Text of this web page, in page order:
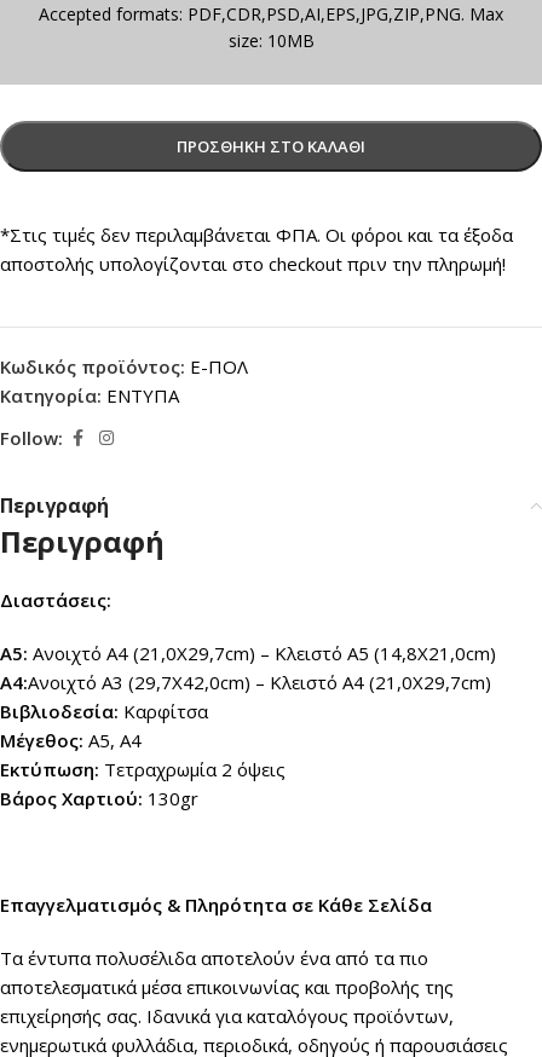
Accepted formats: PDF,CDR,PSD,AI,EPS,JPG,ZIP,PNG. Max
size: 10MB
ΠΡΟΣΘΉΚΗ ΣΤΟ ΚΑΛΆΘΙ
*Στις τιμές δεν περιλαμβάνεται ΦΠΑ. Οι φόροι και τα έξοδα
αποστολής υπολογίζονται στο checkout πριν την πληρωμή!
Κωδικός προϊόντος: Ε-ΠΟΛ
Κατηγορία: ENTYΠA
Follow:
Περιγραφή
Περιγραφή
Διαστάσεις:
Α5: Ανοιχτό Α4 (21,0Χ29,7cm) – Κλειστό Α5 (14,8Χ21,0cm)
Α4:Ανοιχτό Α3 (29,7Χ42,0cm) – Κλειστό Α4 (21,0Χ29,7cm)
Βιβλιοδεσία: Καρφίτσα
Μέγεθος: Α5, A4
Εκτύπωση: Τετραχρωμία 2 όψεις
Βάρος Χαρτιού: 130gr
Επαγγελματισμός & Πληρότητα σε Κάθε Σελίδα
Τα έντυπα πολυσέλιδα αποτελούν ένα από τα πιο
αποτελεσματικά μέσα επικοινωνίας και προβολής της
επιχείρησής σας. Ιδανικά για καταλόγους προϊόντων,
ενημερωτικά φυλλάδια, περιοδικά, οδηγούς ή παρουσιάσεις